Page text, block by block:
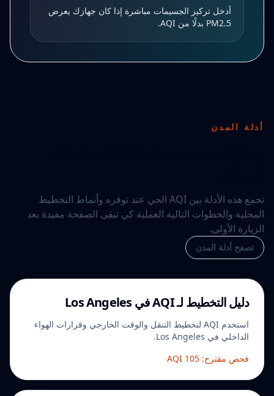
أدخل تركيز الجسيمات مباشرة إذا كان جهازك يعرض
PM2.5 بدلًا من AQI.
أدلة المدن
تجمع هذه الأدلة بين AQI الحي عند توفره وأنماط التخطيط
المحلية والخطوات التالية العملية كي تبقى الصفحة مفيدة بعد
الزيارة الأولى.
تصفح أدلة المدن
دليل التخطيط لـ AQI في Los Angeles
استخدم AQI لتخطيط التنقل والوقت الخارجي وقرارات الهواء
الداخلي في Los Angeles.
فحص مقترح: AQI 105